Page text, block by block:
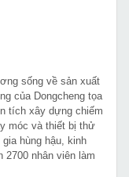
sống về sản xuất
của Dongcheng tọa
tích xây dựng chiếm
móc và thiết bị thử
hùng hậu, kinh
2700 nhân viên làm